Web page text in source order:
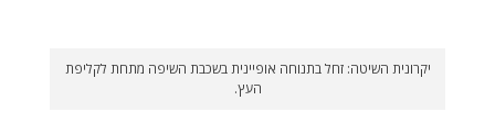
יקרונית השיטה: זחל בתנוחה אופיינית בשכבת השיפה מתחת לקליפת
העץ.